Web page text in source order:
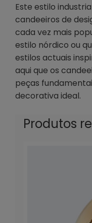
Este estilo
candeeiros de
cada vez mais
estilo nórdico ou
estilos actuais
aqui que os
peças
decorativa ideal.
Produtos